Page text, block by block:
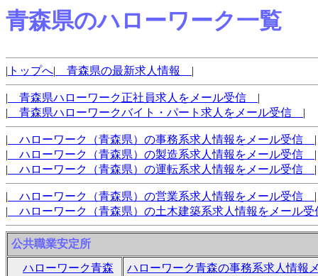
青森県のハローワーク一覧
| トップへ| 青森県の最新求人情報 |
| 青森県ハローワーク正社員求人をメール受信 |
| 青森県ハローワークバイト・パート求人をメール受信 |
| ハローワーク（青森県）の事務系求人情報をメール受信 |
| ハローワーク（青森県）の製造系求人情報をメール受信 |
| ハローワーク（青森県）の運転系求人情報をメール受信 |
| ハローワーク（青森県）の営業系求人情報をメール受信 |
| ハローワーク（青森県）の土木建築系求人情報をメール
公共職業安定所
ハローワーク青森
ハローワーク青森の事務系求人情報